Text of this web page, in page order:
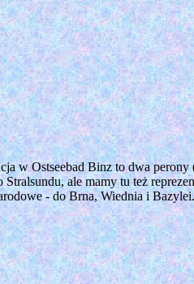
w Ostseebad Binz to dwa
ale mamy tu też
- do Brna, Wiednia i Bazylei.